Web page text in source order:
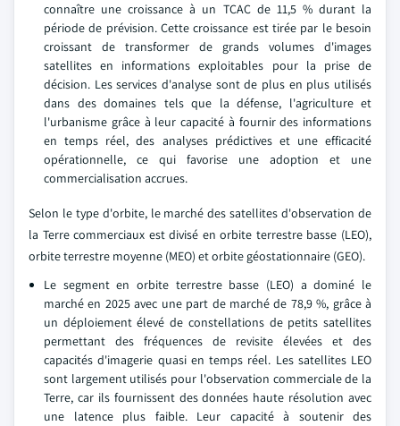
connaître une croissance à un TCAC de 11,5 % durant la
période de prévision. Cette croissance est tirée par le besoin
croissant de transformer de grands volumes d'images
satellites en informations exploitables pour la prise de
décision. Les services d'analyse sont de plus en plus utilisés
dans des domaines tels que la défense, l'agriculture et
l'urbanisme grâce à leur capacité à fournir des informations
en temps réel, des analyses prédictives et une efficacité
opérationnelle, ce qui favorise une adoption et une
commercialisation accrues.
Selon le type d'orbite, le marché des satellites d'observation de
la Terre commerciaux est divisé en orbite terrestre basse (LEO),
orbite terrestre moyenne (MEO) et orbite géostationnaire (GEO).
Le segment en orbite terrestre basse (LEO) a dominé le
marché en 2025 avec une part de marché de 78,9 %, grâce à
un déploiement élevé de constellations de petits satellites
permettant des fréquences de revisite élevées et des
capacités d'imagerie quasi en temps réel. Les satellites LEO
sont largement utilisés pour l'observation commerciale de la
Terre, car ils fournissent des données haute résolution avec
une latence plus faible. Leur capacité à soutenir des